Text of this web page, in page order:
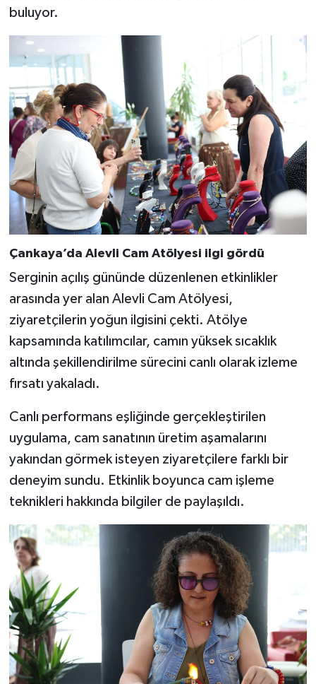
buluyor.
Çankaya’da Alevli Cam Atölyesi ilgi gördü
Serginin açılış gününde düzenlenen etkinlikler
arasında yer alan Alevli Cam Atölyesi,
ziyaretçilerin yoğun ilgisini çekti. Atölye
kapsamında katılımcılar, camın yüksek sıcaklık
altında şekillendirilme sürecini canlı olarak izleme
fırsatı yakaladı.
Canlı performans eşliğinde gerçekleştirilen
uygulama, cam sanatının üretim aşamalarını
yakından görmek isteyen ziyaretçilere farklı bir
deneyim sundu. Etkinlik boyunca cam işleme
teknikleri hakkında bilgiler de paylaşıldı.